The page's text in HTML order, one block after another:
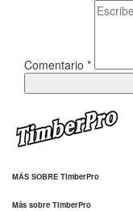
Comentario *
MÁS SOBRE TimberPro
Más sobre TimberPro